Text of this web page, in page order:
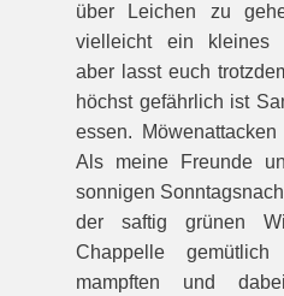
über Leichen zu
vielleicht ein kleines
aber lasst euch
höchst gefährlich ist
essen.
Als meine Freunde
sonnigen
der saftig grünen
Chappelle
mampften und